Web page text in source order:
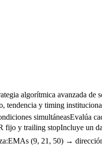
algorítmica avanzada
tendencia y timing
simultáneasEvalúa
fijo y trailing stopIncluye un
(9, 21, 50) →